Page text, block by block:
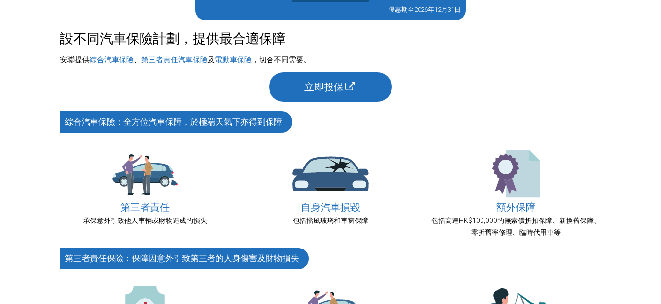
優惠期至2026年12月31日
設不同汽車保險計劃，提供最合適保障
安聯提供綜合汽車保險、 第三者責任汽車保險及 電動車保險 ，切合不同需要。
立即投保
綜合汽車保險：全方位汽車保障，於極端天氣下亦得到保障
第三者責任
承保意外引致他人車輛或財物造成的損失
自身汽車損毀
包括擋風玻璃和車窗保障
額外保障
包括高達HK$100,000的無索償折扣保障、新換舊保障、
零折舊率修理、臨時代用車等
第三者責任保險：保障因意外引致第三者的人身傷害及財物損失